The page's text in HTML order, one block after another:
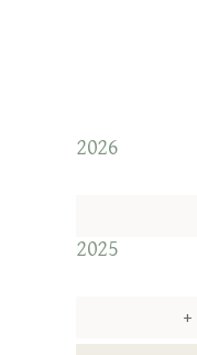
2026
2025
+